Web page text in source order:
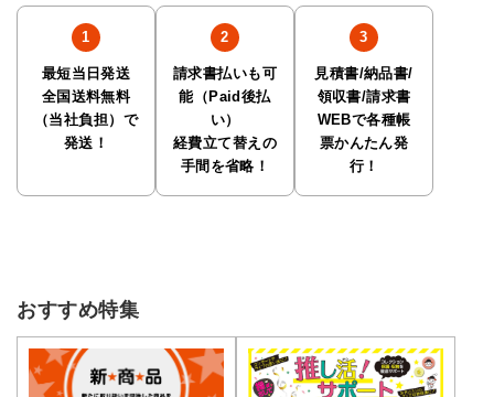
最短当日発送
全国送料無料
（当社負担）で
発送！
請求書払いも可
能（Paid後払
い）
経費立て替えの
手間を省略！
見積書/納品書/
領収書/請求書
WEBで各種帳
票かんたん発
行！
おすすめ特集